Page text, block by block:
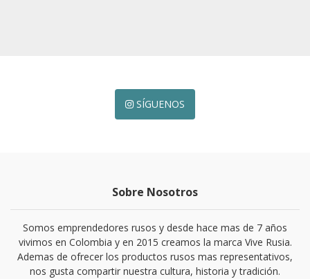
SÍGUENOS
Sobre Nosotros
Somos emprendedores rusos y desde hace mas de 7 años
vivimos en Colombia y en 2015 creamos la marca Vive Rusia.
Ademas de ofrecer los productos rusos mas representativos,
nos gusta compartir nuestra cultura, historia y tradición.